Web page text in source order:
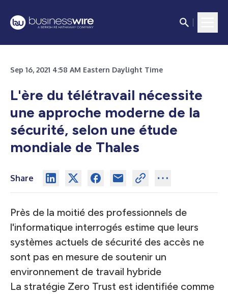
Sep 16, 2021 4:58 AM Eastern Daylight Time
L'ère du télétravail nécessite
une approche moderne de la
sécurité, selon une étude
mondiale de Thales
Share
Près de la moitié des professionnels de
l'informatique interrogés estime que leurs
systèmes actuels de sécurité des accès ne
sont pas en mesure de soutenir un
environnement de travail hybride
La stratégie Zero Trust est identifiée comme